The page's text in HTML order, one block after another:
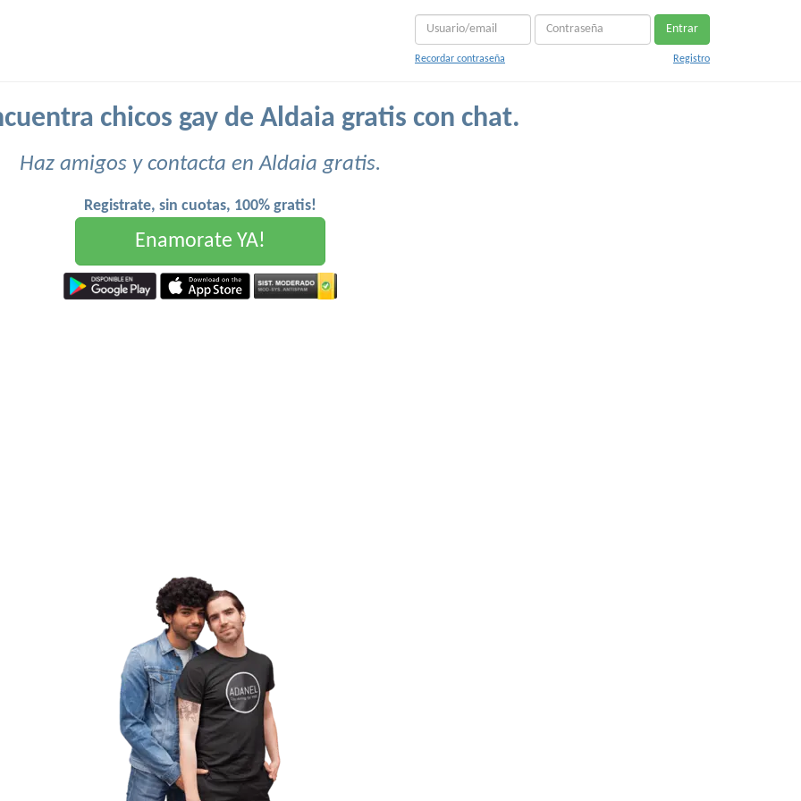
Entrar
Recordar contraseña Registro
chicos gay de Aldaia gratis con chat.
Haz amigos y contacta en Aldaia gratis.
Registrate, sin cuotas, 100% gratis!
Enamorate YA!